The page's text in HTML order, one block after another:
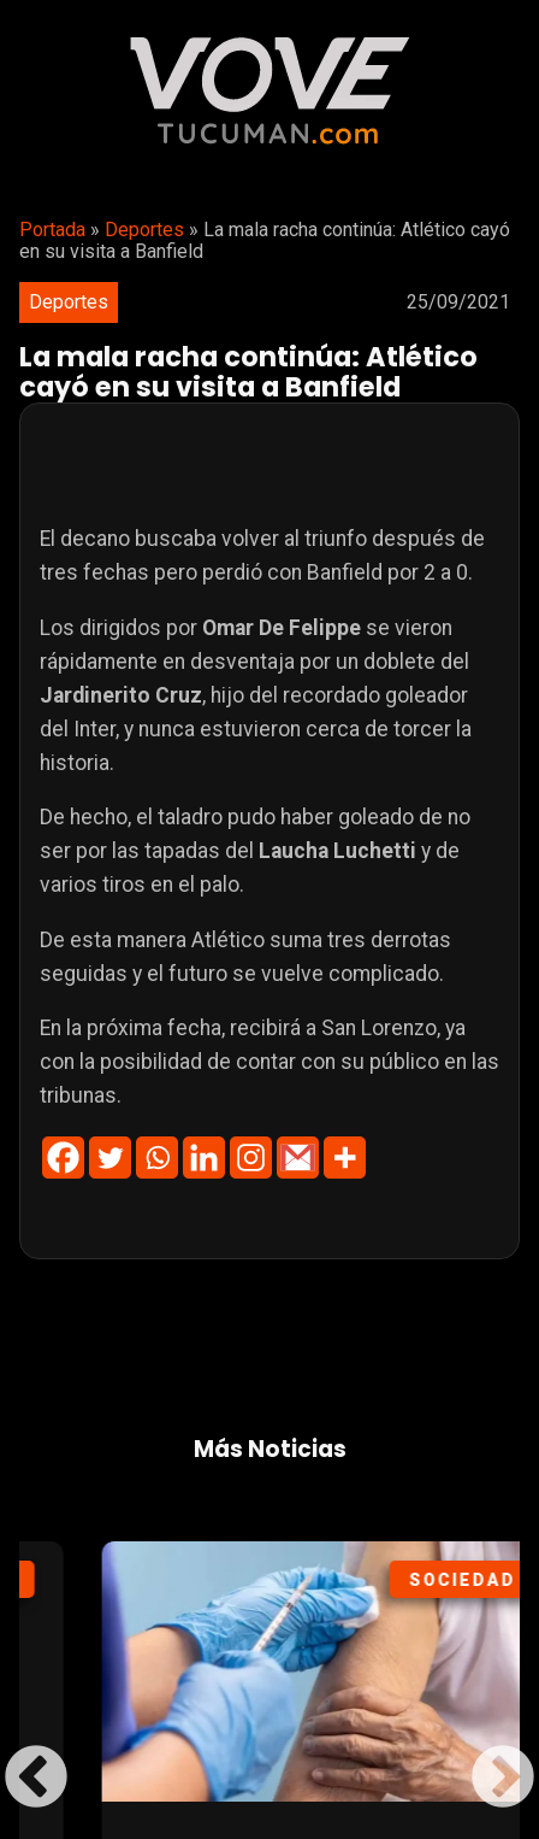
Portada » Deportes » La mala racha continúa: Atlético cayó
en su visita a Banfield
Deportes 25/09/2021
La mala racha continúa: Atlético
cayó en su visita a Banfield
El decano buscaba volver al triunfo después de
tres fechas pero perdió con Banfield por 2 a 0.
Los dirigidos por Omar De Felippe se vieron
rápidamente en desventaja por un doblete del
Jardinerito Cruz, hijo del recordado goleador
del Inter, y nunca estuvieron cerca de torcer la
historia.
De hecho, el taladro pudo haber goleado de no
ser por las tapadas del Laucha Luchetti y de
varios tiros en el palo.
De esta manera Atlético suma tres derrotas
seguidas y el futuro se vuelve complicado.
En la próxima fecha, recibirá a San Lorenzo, ya
con la posibilidad de contar con su público en las
tribunas.
Más Noticias
SOCIEDAD